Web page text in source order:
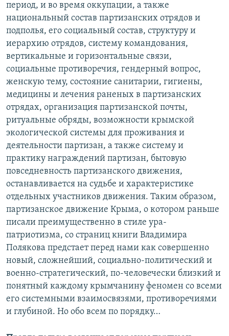
период, и во время оккупации, а также
национальный состав партизанских отрядов и
подполья, его социальный состав, структуру и
иерархию отрядов, систему командования,
вертикальные и горизонтальные связи,
социальные противоречия, гендерный вопрос,
женскую тему, состояние санитарии, гигиены,
медицины и лечения раненых в партизанских
отрядах, организация партизанской почты,
ритуальные обряды, возможности крымской
экологической системы для проживания и
деятельности партизан, а также систему и
практику награждений партизан, бытовую
повседневность партизанского движения,
останавливается на судьбе и характеристике
отдельных участников движения. Таким образом,
партизанское движение Крыма, о котором раньше
писали преимущественно в стиле ура-
патриотизма, со страниц книги Владимира
Полякова предстает перед нами как совершенно
новый, сложнейший, социально-политический и
военно-стратегический, по-человечески близкий и
понятный каждому крымчанину феномен со всеми
его системными взаимосвязями, противоречиями
и глубиной. Но обо всем по порядку…